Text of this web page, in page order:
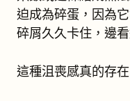
迫成為碎蛋，因為
碎屑久久卡住，邊
這種沮喪感真的存在